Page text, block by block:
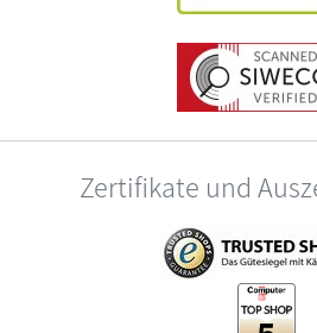
Zertifikate und